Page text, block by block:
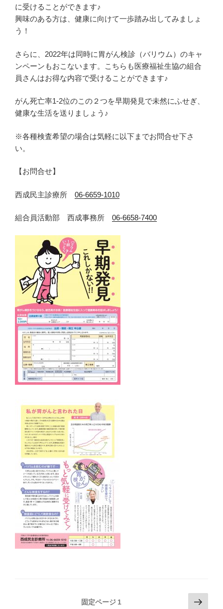
に受けることができます♪
興味のある方は、健康に向けて一歩踏み出してみましょ
う！
さらに、2022年は同時に胃がん検診（バリウム）のキャ
ンペーンもおこないます。こちらも医療福祉生協の組合
員さんはお得な内容で受けることができます♪
がん死亡率1-2位のこの２つを早期発見で未然にふせぎ、
健康な生活を送りましょう♪
※各種検査希望の場合は気軽に以下までお問合せ下さ
い。
【お問合せ】
西成民主診療所 06-6659-1010
組合員活動部 西成事務所 06-6658-7400
固定ページ 1
次